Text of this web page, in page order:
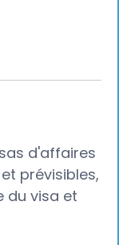
d'affaires
prévisibles,
du visa et